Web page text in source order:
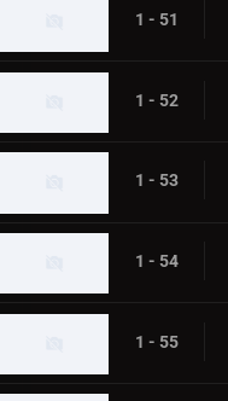
1 - 51
1 - 52
1 - 53
1 - 54
1 - 55